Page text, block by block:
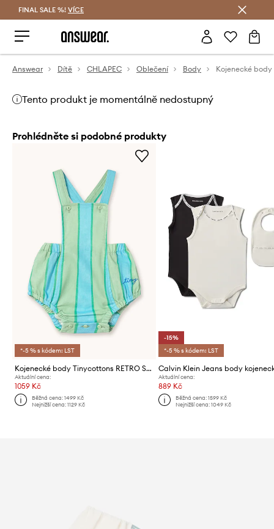
FINAL SALE %! VÍCE
Answear Dítě CHLAPEC Oblečení Body Kojenecké
Tento produkt je momentálně nedostupný
Prohlédněte si podobné produkty
*-5 % s kódem: LST
Kojenecké body Tinycottons RETRO STRIPES BODY
Aktuální cena:
1059 Kč
Běžná cena:1499 Kč
Nejnižší cena:1129 Kč
-15%
*-5 % s kódem: LST
Aktuální cena:
889 Kč
Běžná cena: 1599 Kč
Nejnižší cena: 1049 Kč